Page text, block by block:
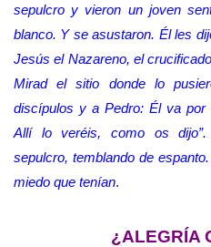
sepulcro y vieron un joven
blanco. Y se asustaron. Él les
Jesús el Nazareno, el
Mirad el sitio donde lo
discípulos y a Pedro: Él va por
Allí lo veréis, como os
sepulcro, temblando de
miedo que tenían.
¿ALEGRÍA